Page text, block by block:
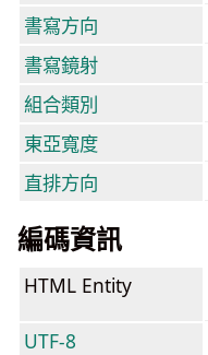
書寫方向
書寫鏡射
組合類別
東亞寬度
直排方向
編碼資訊
HTML Entity
UTF-8